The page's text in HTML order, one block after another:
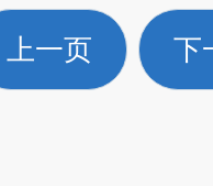
上一页 下